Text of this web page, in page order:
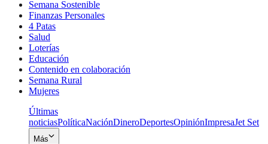
Semana Sostenible
Finanzas Personales
4 Patas
Salud
Loterías
Educación
Contenido en colaboración
Semana Rural
Mujeres
Últimas
noticiasPolíticaNaciónDineroDeportesOpiniónImpresaJet Set
Más